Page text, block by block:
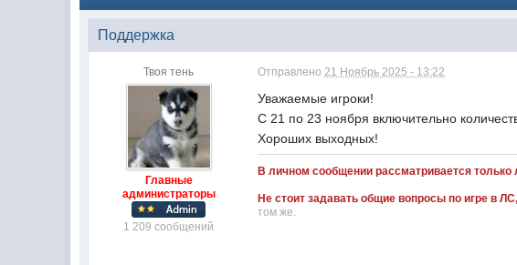
Поддержка
Твоя тень
Главные
администраторы
1 209 сообщений
Отправлено21 Ноябрь 2025 - 13:22
Уважаемые игроки!
С 21 по 23 ноября включительно
Хороших выходных!
В личном сообщении рассматривается
Не стоит задавать общие вопросы по игре в
том же.